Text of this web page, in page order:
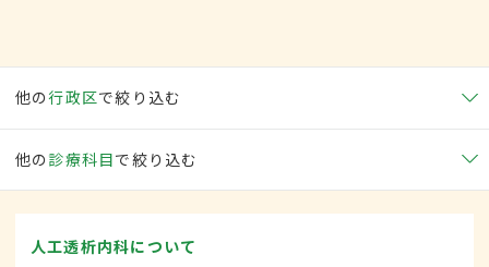
他の行政区で絞り込む
他の 診療科目で絞り込む
人工透析内科について